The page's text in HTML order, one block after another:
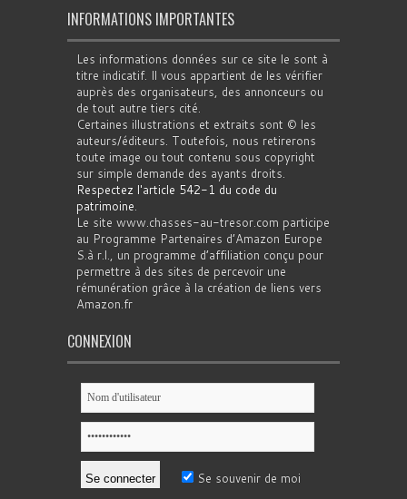
INFORMATIONS IMPORTANTES
Les informations données sur ce site le sont à
titre indicatif. Il vous appartient de les vérifier
auprès des organisateurs, des annonceurs ou
de tout autre tiers cité.
Certaines illustrations et extraits sont © les
auteurs/éditeurs. Toutefois, nous retirerons
toute image ou tout contenu sous copyright
sur simple demande des ayants droits.
Respectez l'article 542-1 du code du
patrimoine.
Le site www.chasses-au-tresor.com participe
au Programme Partenaires d’Amazon Europe
S.à r.l., un programme d’affiliation conçu pour
permettre à des sites de percevoir une
rémunération grâce à la création de liens vers
Amazon.fr
CONNEXION
Se souvenir de moi